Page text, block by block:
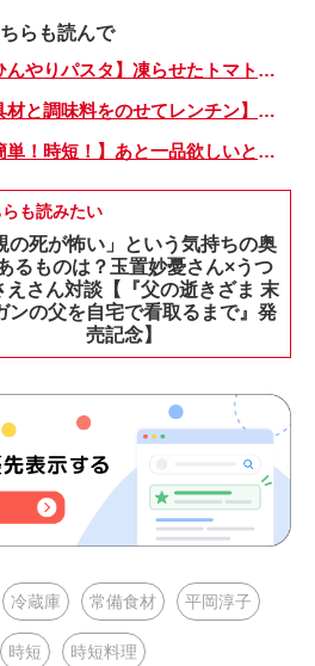
らも読んで
【ひんやりパスタ】凍らせたトマトで夏らしい一品「たらこのトマトシャーベットパスタ」
【具材と調味料をのせてレンチン】ケチャップ×バターの王道味！「うどんナポリタン」のできあがり♪
【簡単！時短！】あと一品欲しいときにおすすめの「卵とレタスの炒めもの」のレシピ
も読みたい
の死が怖い」という気持ちの奥
るものは？玉置妙憂さん×うつ
えさん対談【『父の逝きざま 末
ンの父を自宅で看取るまで』発
売記念】
冷蔵庫 常備食材 平岡淳子
時短 時短料理